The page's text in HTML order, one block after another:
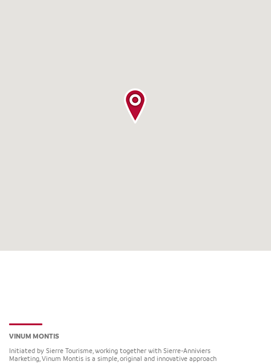
VINUM MONTIS
Initiated by Sierre Tourisme, working together with Sierre-Anniviers
Marketing, Vinum Montis is a simple, original and innovative approach